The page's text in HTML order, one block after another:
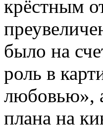
крёстным
было на
роль в
любовью»,
плана на